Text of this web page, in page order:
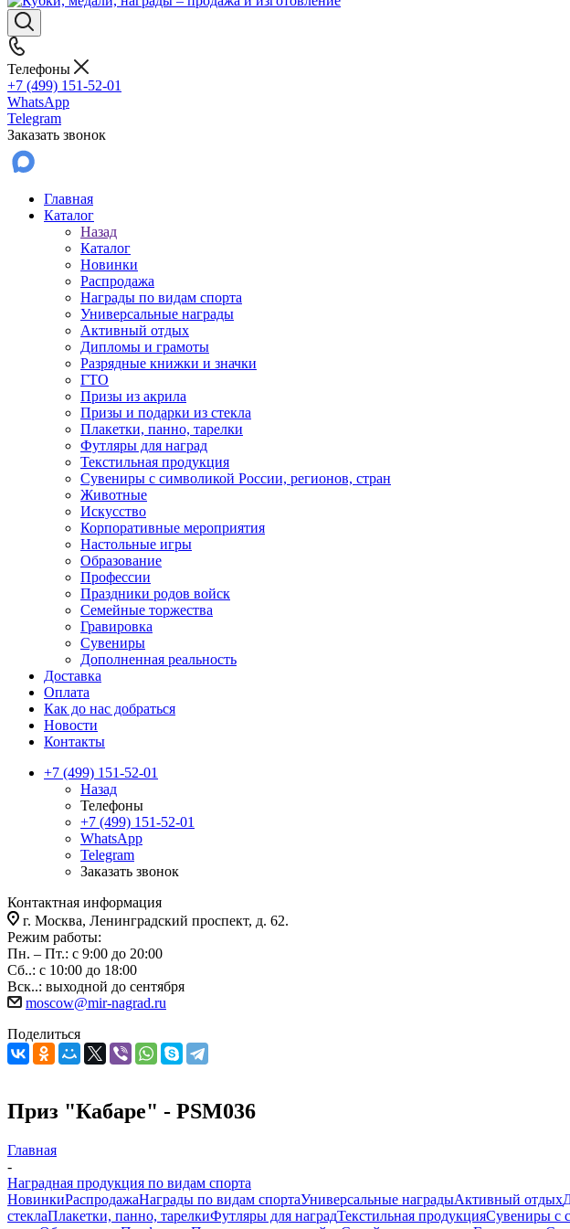
Телефоны
+7 (499) 151-52-01
WhatsApp
Telegram
Заказать звонок
Главная
Каталог
Назад
Каталог
Новинки
Распродажа
Награды по видам спорта
Универсальные награды
Активный отдых
Дипломы и грамоты
Разрядные книжки и значки
ГТО
Призы из акрила
Призы и подарки из стекла
Плакетки, панно, тарелки
Футляры для наград
Текстильная продукция
Сувениры с символикой России, регионов, стран
Животные
Искусство
Корпоративные мероприятия
Настольные игры
Образование
Профессии
Праздники родов войск
Семейные торжества
Гравировка
Сувениры
Дополненная реальность
Доставка
Оплата
Как до нас добраться
Новости
Контакты
+7 (499) 151-52-01
Назад
Телефоны
+7 (499) 151-52-01
WhatsApp
Telegram
Заказать звонок
Контактная информация
г. Москва, Ленинградский проспект, д. 62.
Режим работы:
Пн. – Пт.: с 9:00 до 20:00
Сб..: с 10:00 до 18:00
Вск..: выходной до сентября
moscow@mir-nagrad.ru
Поделиться
Приз "Кабаре" - PSM036
Главная
-
Наградная продукция по видам спорта
НовинкиРаспродажаНаграды по видам спортаУниверсальные наградыАктивный отдых
стеклаПлакетки, панно, тарелкиФутляры для наградТекстильная продукцияСувениры с